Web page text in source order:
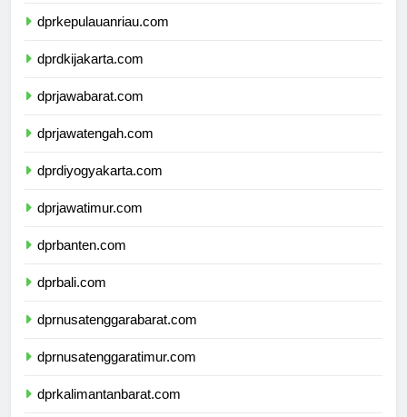
dprkepulauanriau.com
dprdkijakarta.com
dprjawabarat.com
dprjawatengah.com
dprdiyogyakarta.com
dprjawatimur.com
dprbanten.com
dprbali.com
dprnusatenggarabarat.com
dprnusatenggaratimur.com
dprkalimantanbarat.com